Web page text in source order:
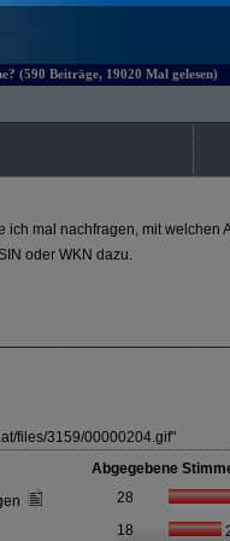
(590 Beiträge, 19020 Mal gelesen)
ich mal nachfragen, mit welchen
oder WKN dazu.
files/3159/00000204.gif"
Abgegebene
28
18